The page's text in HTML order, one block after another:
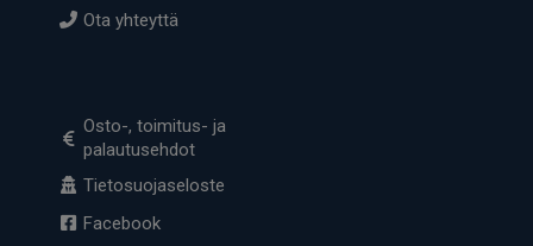
Ota yhteyttä
Osto-, toimitus- ja
palautusehdot
Tietosuojaseloste
Facebook